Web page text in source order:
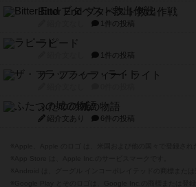
Bitter End ブタペスト救出作戦
1件の投稿
ラピード
1件の投稿
ザ・フラッフィー・ライト
ふたつの城の物語
紹介文あり 6件の投稿